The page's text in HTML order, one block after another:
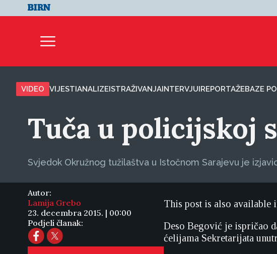
VIDEO VIJESTIANALIZEISTRAŽIVANJAINTERVJUIREPORTAŽEBAZE
Tuča u policijskoj
Svjedok Okružnog tužilaštva u Istočnom Sarajevu je
Autor:
Lamija Grebo
23. decembra 2015. | 00:00
Podjeli članak:
This post is also available
Deso Begović je ispričao
ćelijama Sekretarijata